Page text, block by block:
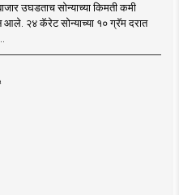
उघडताच सोन्याच्या किमती कमी
आले. २४ कॅरेट सोन्याच्या १० ग्रॅम दरात